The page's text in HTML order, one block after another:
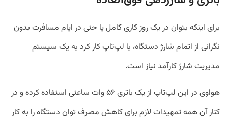
برای اینکه بتوان در یک روز کاری کامل یا حتی در ایام مسافرت بدون
نگرانی از اتمام شارژ دستگاه، با لپ‌تاپ کار کرد به یک سیستم
مدیریت شارژ کارآمد نیاز است.
هواوی در این لپ‌تاپ از یک باتری ۵۶ وات ساعتی استفاده کرده و در
کنار آن همه تمهیدات لازم برای کاهش مصرف توان دستگاه را به کار